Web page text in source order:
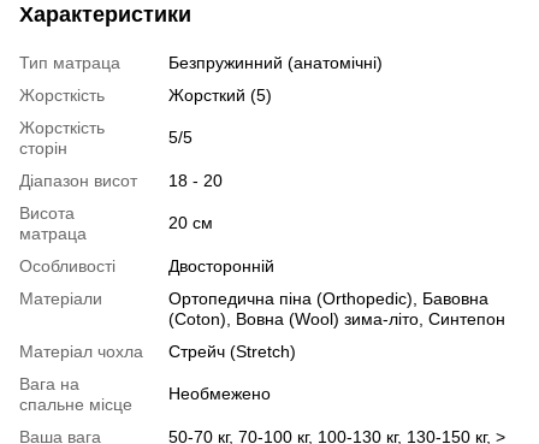
Характеристики
Тип матраца
Безпружинний (анатомічні)
Жорсткість
Жорсткий (5)
Жорсткість
сторін
5/5
Діапазон висот
18 - 20
Висота
матраца
20 см
Особливості
Двосторонній
Матеріали
Ортопедична піна (Orthopedic), Бавовна
(Coton), Вовна (Wool) зима-літо, Синтепон
Матеріал чохла
Стрейч (Stretch)
Вага на
спальне місце
Необмежено
Ваша вага 50-70 кг, 70-100 кг, 100-130 кг, 130-150 кг, >